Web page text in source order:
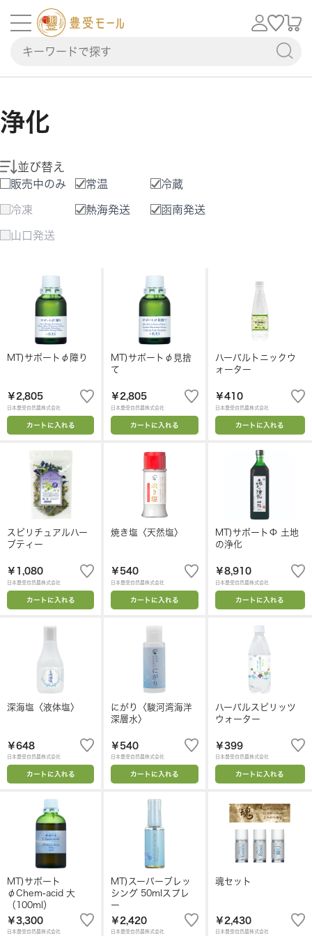
浄化
並び替え
販売中のみ 常温 冷蔵
冷凍 熱海発送 函南発送
山口発送
MT)サポートφ障り
￥2,805
日本豊受自然農株式会社
カートに入れる
MT)サポートφ見捨
て
￥2,805
日本豊受自然農株式会社
カートに入れる
ハーバルトニックウ
ォーター
￥410
日本豊受自然農株式会社
カートに入れる
スピリチュアルハー
ブティー
￥1,080
日本豊受自然農株式会社
カートに入れる
焼き塩〈天然塩〉
￥540
日本豊受自然農株式会社
カートに入れる
MT)サポートΦ 土地
の浄化
￥8,910
日本豊受自然農株式会社
カートに入れる
深海塩〈液体塩〉
￥648
日本豊受自然農株式会社
カートに入れる
にがり〈駿河湾海洋
深層水〉
￥540
日本豊受自然農株式会社
カートに入れる
ハーバルスピリッツ
ウォーター
￥399
日本豊受自然農株式会社
カートに入れる
MT)サポート
φChem-acid 大
（100ml）
￥3,300
日本豊受自然農株式会社
MT)スーパーブレッ
シング 50mlスプレ
ー
￥2,420
日本豊受自然農株式会社
魂セット
￥2,430
日本豊受自然農株式会社